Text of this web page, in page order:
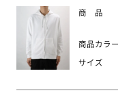
商 品
商品カラー
サイズ